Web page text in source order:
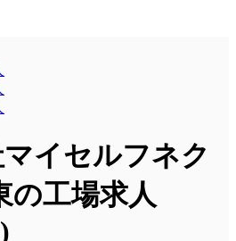
イセルフネク
の工場求人